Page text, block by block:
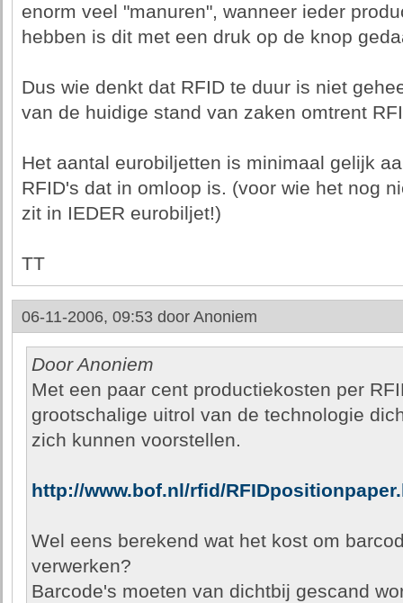
enorm veel "manuren", wanneer ieder
hebben is dit met een druk op de knop
Dus wie denkt dat RFID te duur is niet
van de huidige stand van zaken omtrent
Het aantal eurobiljetten is minimaal gelijk
RFID's dat in omloop is. (voor wie het nog
zit in IEDER eurobiljet!)
TT
06-11-2006, 09:53 door Anoniem
Door Anoniem
Met een paar cent productiekosten per
grootschalige uitrol van de technologie
zich kunnen voorstellen.
http://www.bof.nl/rfid/
Wel eens berekend wat het kost om
verwerken?
Barcode's moeten van dichtbij gescand